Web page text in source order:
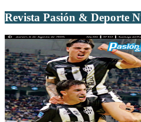
Revista Pasión & Deporte